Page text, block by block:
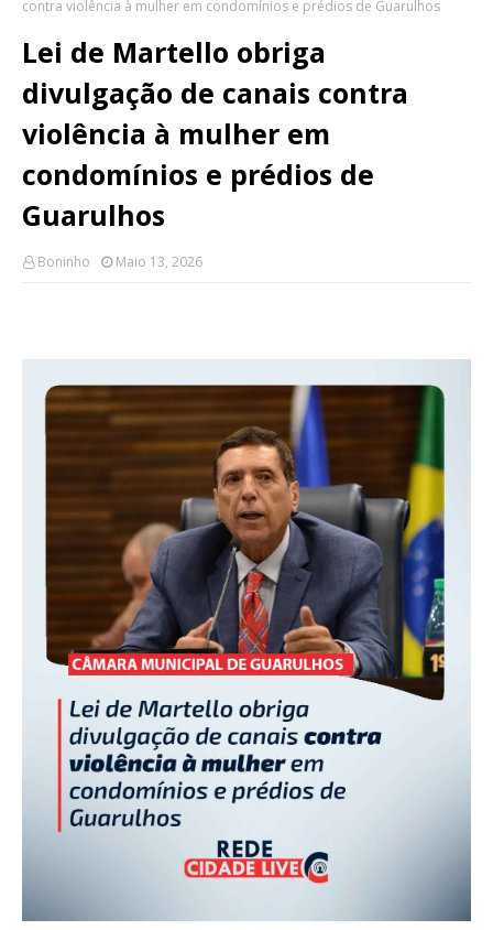
contra violência à mulher em condomínios e prédios de Guarulhos
Lei de Martello obriga
divulgação de canais contra
violência à mulher em
condomínios e prédios de
Guarulhos
Boninho Maio 13, 2026